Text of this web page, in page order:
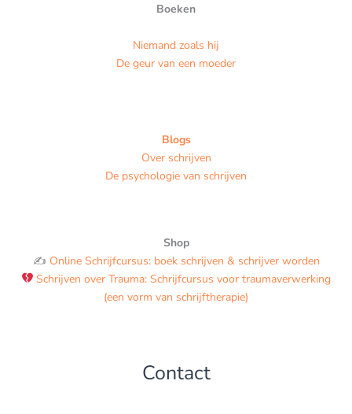
Boeken
Niemand zoals hij
De geur van een moeder
Blogs
Over schrijven
De psychologie van schrijven
Shop
✍️ Online Schrijfcursus: boek schrijven & schrijver worden
Schrijven over Trauma: Schrijfcursus voor traumaverwerking
(een vorm van schrijftherapie)
Contact